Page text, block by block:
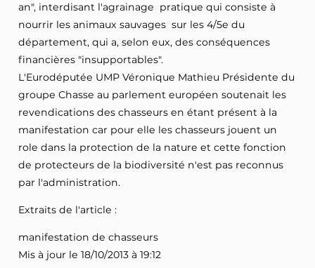
an", interdisant l'agrainage  pratique qui consiste à
nourrir les animaux sauvages  sur les 4/5e du
département, qui a, selon eux, des conséquences
financières "insupportables".
L'Eurodéputée UMP Véronique Mathieu Présidente du
groupe Chasse au parlement européen soutenait les
revendications des chasseurs en étant présent à la
manifestation car pour elle les chasseurs jouent un
role dans la protection de la nature et cette fonction
de protecteurs de la biodiversité n'est pas reconnus
par l'administration.
Extraits de l'article :
manifestation de chasseurs
Mis à jour le 18/10/2013 à 19:12